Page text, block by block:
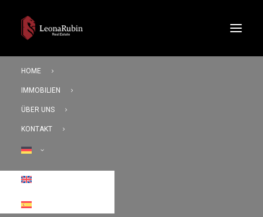
HOME
IMMOBILIEN
ÜBER UNS
KONTAKT